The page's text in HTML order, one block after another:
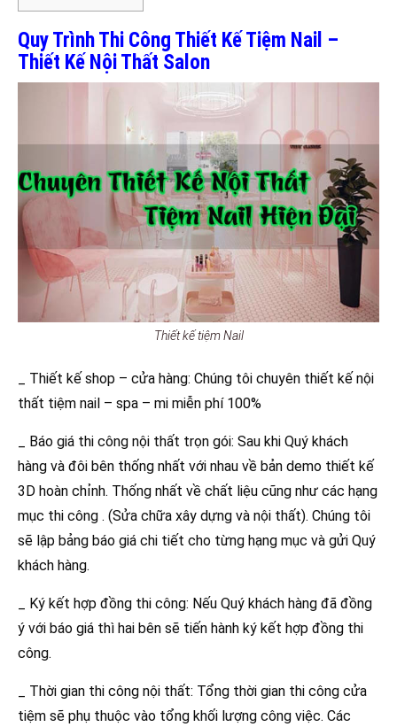
Quy Trình Thi Công Thiết Kế Tiệm Nail –
Thiết Kế Nội Thất Salon
Thiết kế tiệm Nail
_ Thiết kế shop – cửa hàng: Chúng tôi chuyên thiết kế nội
thất tiệm nail – spa – mi miễn phí 100%
_ Báo giá thi công nội thất trọn gói: Sau khi Quý khách
hàng và đôi bên thống nhất với nhau về bản demo thiết kế
3D hoàn chỉnh. Thống nhất về chất liệu cũng như các hạng
mục thi công . (Sửa chữa xây dựng và nội thất). Chúng tôi
sẽ lập bảng báo giá chi tiết cho từng hạng mục và gửi Quý
khách hàng.
_ Ký kết hợp đồng thi công: Nếu Quý khách hàng đã đồng
ý với báo giá thì hai bên sẽ tiến hành ký kết hợp đồng thi
công.
_ Thời gian thi công nội thất: Tổng thời gian thi công cửa
tiệm sẽ phụ thuộc vào tổng khối lượng công việc. Các